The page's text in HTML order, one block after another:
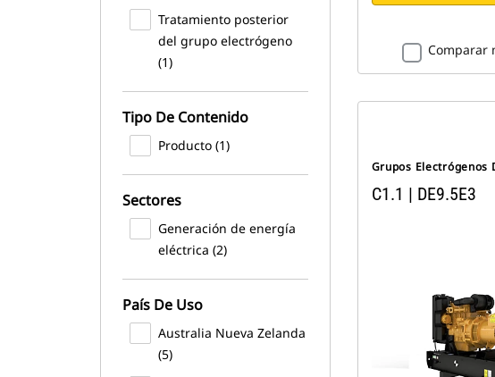
Tratamiento posterior
del grupo electrógeno
(1)
Tipo De Contenido
Producto (1)
Sectores
Generación de energía
eléctrica (2)
País De Uso
Australia Nueva Zelanda
(5)
Comparar
Grupos Electrógenos
C1.1 | DE9.5E3